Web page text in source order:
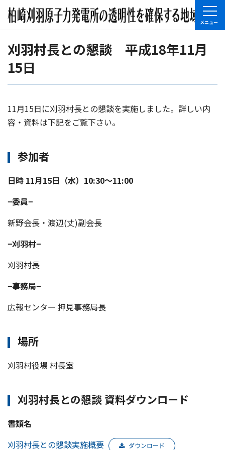
刈羽村長との懇談 平成18年11月
15日
11月15日に刈羽村長との懇談を実施しました。詳しい内
容・資料は下記をご覧下さい。
参加者
日時 11月15日（水）10:30〜11:00
−委員−
新野会長・渡辺(丈)副会長
−刈羽村−
刈羽村長
−事務局−
広報センター 押見事務局長
場所
刈羽村役場 村長室
刈羽村長との懇談 資料ダウンロード
書類名
刈羽村長との懇談実施概要
ダウンロード